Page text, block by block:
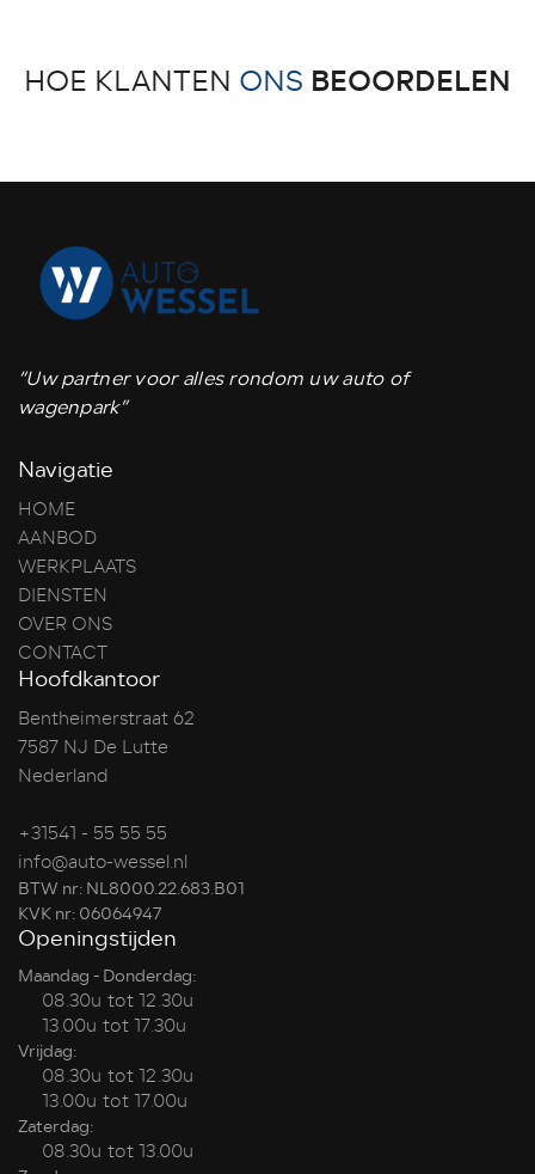
HOE KLANTEN ONS BEOORDELEN
“Uw partner voor alles rondom uw auto of
wagenpark”
Navigatie
HOME
AANBOD
WERKPLAATS
DIENSTEN
OVER ONS
CONTACT
Hoofdkantoor
Bentheimerstraat 62
7587 NJ De Lutte
Nederland
+31541 - 55 55 55
info@auto-wessel.nl
BTW nr: NL8000.22.683.B01
KVK nr: 06064947
Openingstijden
Maandag - Donderdag:
08.30u tot 12.30u
13.00u tot 17.30u
Vrijdag:
08.30u tot 12.30u
13.00u tot 17.00u
Zaterdag:
08.30u tot 13.00u